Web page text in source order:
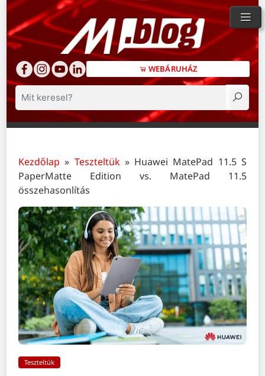
WEBÁRUHÁZ
Keresés
Kezdőlap » Teszteltük» Huawei MatePad 11.5 S
PaperMatte Edition vs. MatePad 11.5
összehasonlítás
Teszteltük